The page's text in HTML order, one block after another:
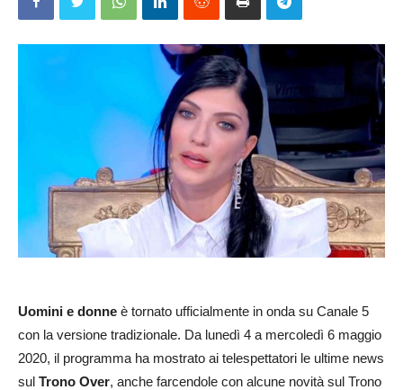
Uomini e donne è tornato ufficialmente in onda su Canale 5
con la versione tradizionale. Da lunedì 4 a mercoledì 6 maggio
2020, il programma ha mostrato ai telespettatori le ultime news
sul Trono Over, anche farcendole con alcune novità sul Trono